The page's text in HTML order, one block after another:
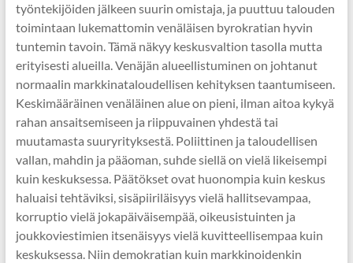
työntekijöiden jälkeen suurin omistaja, ja puuttuu talouden
toimintaan lukemattomin venäläisen byrokratian hyvin
tuntemin tavoin. Tämä näkyy keskusvaltion tasolla mutta
erityisesti alueilla. Venäjän alueellistuminen on johtanut
normaalin markkinataloudellisen kehityksen taantumiseen.
Keskimääräinen venäläinen alue on pieni, ilman aitoa kykyä
rahan ansaitsemiseen ja riippuvainen yhdestä tai
muutamasta suuryrityksestä. Poliittinen ja taloudellisen
vallan, mahdin ja pääoman, suhde siellä on vielä likeisempi
kuin keskuksessa. Päätökset ovat huonompia kuin keskus
haluaisi tehtäviksi, sisäpiiriläisyys vielä hallitsevampaa,
korruptio vielä jokapäiväisempää, oikeusistuinten ja
joukkoviestimien itsenäisyys vielä kuvitteellisempaa kuin
keskuksessa. Niin demokratian kuin markkinoidenkin